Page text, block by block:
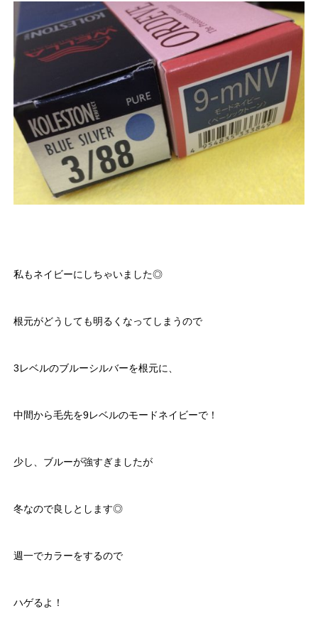
私もネイビーにしちゃいました◎
根元がどうしても明るくなってしまうので
3レベルのブルーシルバーを根元に、
中間から毛先を9レベルのモードネイビーで！
少し、ブルーが強すぎましたが
冬なので良しとします◎
週一でカラーをするので
ハゲるよ！